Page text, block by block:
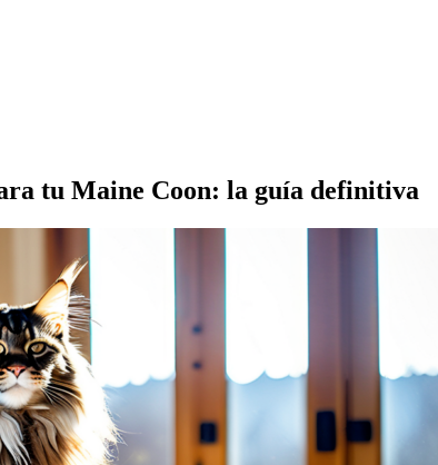
tu Maine Coon: la guía definitiva